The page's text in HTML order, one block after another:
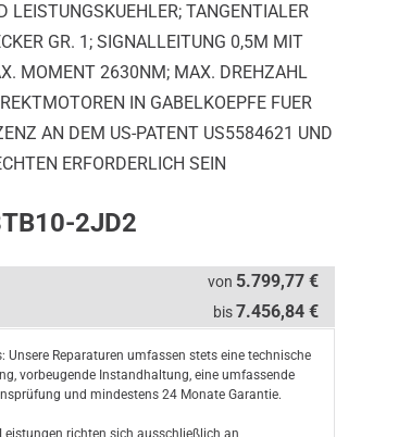
LEISTUNGSKUEHLER; TANGENTIALER
GR. 1; SIGNALLEITUNG 0,5M MIT
MOMENT 2630NM; MAX. DREHZAHL
IN GABELKOEPFE FUER
AN DEM US-PATENT US5584621 UND
ERFORDERLICH SEIN
2JD2
von 5.799,77 €
bis7.456,84 €
Unsere Reparaturen umfassen stets eine technische
vorbeugende Instandhaltung, eine umfassende
und mindestens 24 Monate Garantie.
richten sich ausschließlich an